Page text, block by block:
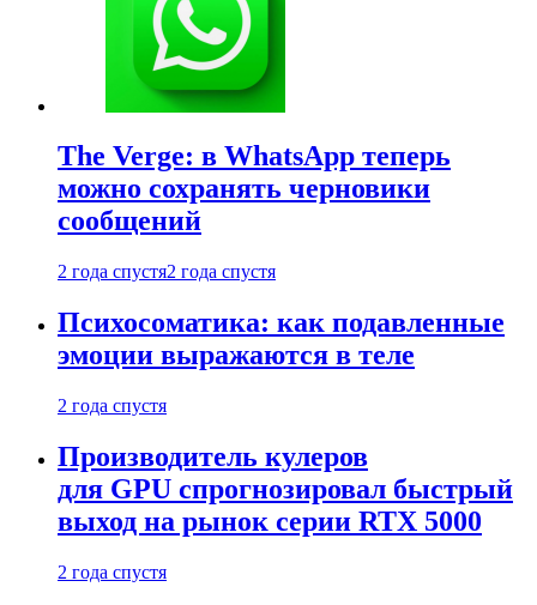
The Verge: в WhatsApp теперь
можно сохранять черновики
сообщений
2 года спустя2 года спустя
Психосоматика: как подавленные
эмоции выражаются в теле
2 года спустя
Производитель кулеров
для GPU спрогнозировал быстрый
выход на рынок серии RTX 5000
2 года спустя